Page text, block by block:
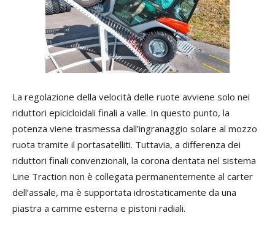
La regolazione della velocità delle ruote avviene solo nei
riduttori epicicloidali finali a valle. In questo punto, la
potenza viene trasmessa dall’ingranaggio solare al mozzo
ruota tramite il portasatelliti. Tuttavia, a differenza dei
riduttori finali convenzionali, la corona dentata nel sistema
Line Traction non è collegata permanentemente al carter
dell’assale, ma è supportata idrostaticamente da una
piastra a camme esterna e pistoni radiali.